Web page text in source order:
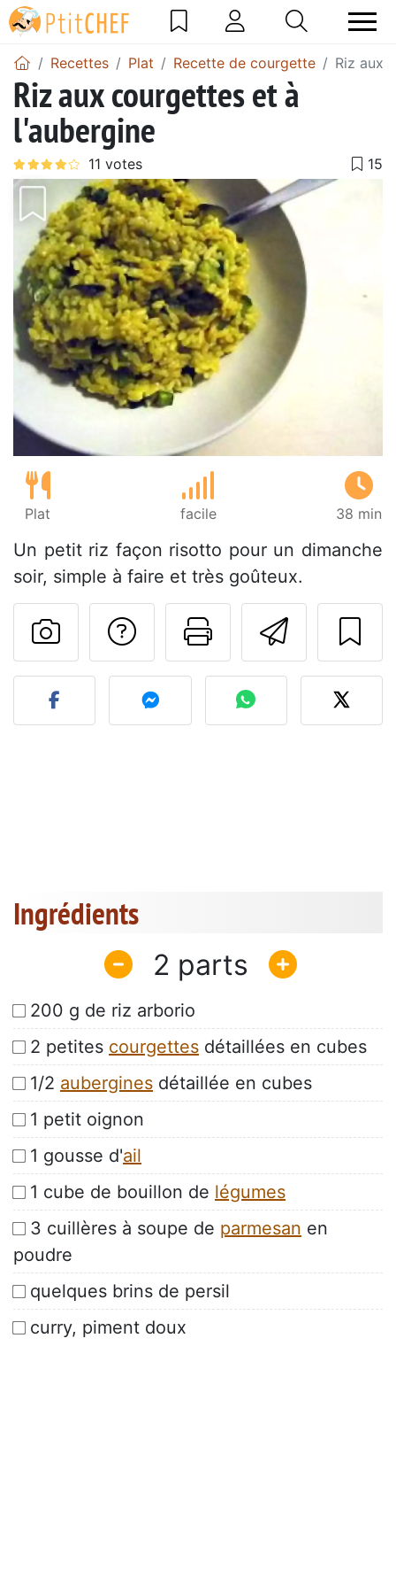
Recettes Plat Recette de courgette Riz aux
Riz aux courgettes et à
l'aubergine
Plat facile 38 min
Un petit riz façon risotto pour un dimanche
soir, simple à faire et très goûteux.
Imprimer
Poser une
Publier votre photo de
Ingrédients
2
200 g de riz arborio
2 petites courgettes détaillées en cubes
1/2 aubergines détaillée en cubes
1 petit oignon
1 gousse d'ail
1 cube de bouillon de légumes
3 cuillères à soupe de parmesan en
poudre
quelques brins de persil
curry, piment doux